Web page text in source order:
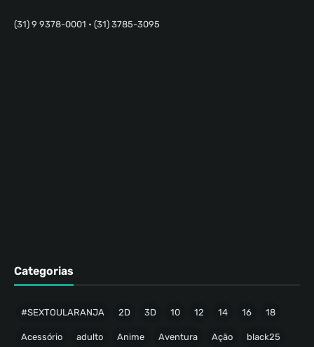
(31) 9 9378-0001 • (31) 3785-3095
Categorias
#SEXTOULARANJA 2D 3D 10 12 14 16 18
Acessório adulto Anime Aventura Ação black25